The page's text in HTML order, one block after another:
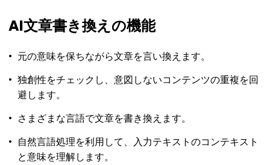
AI文章書き換えの機能
元の意味を保ちながら文章を言い換えます。
独創性をチェックし、意図しないコンテンツの重複を回
避します。
さまざまな言語で文章を書き換えます。
自然言語処理を利用して、入力テキストのコンテキスト
と意味を理解します。